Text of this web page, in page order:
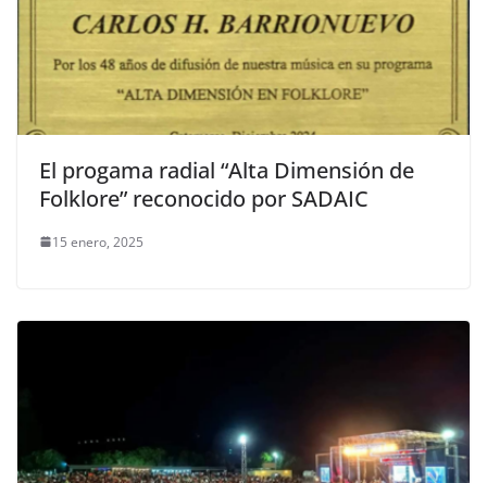
El progama radial “Alta Dimensión de
Folklore” reconocido por SADAIC
15 enero, 2025